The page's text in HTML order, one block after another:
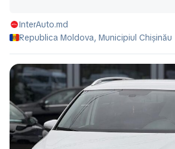
InterAuto.md
Republica Moldova, Municipiul Chișinău